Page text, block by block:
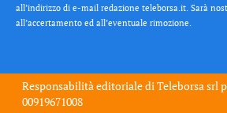
all’indirizzo di e-mail redazione teleborsa.it. Sarà
all’accertamento ed all’eventuale rimozione.
Responsabilità editoriale diTeleborsa srl
00919671008